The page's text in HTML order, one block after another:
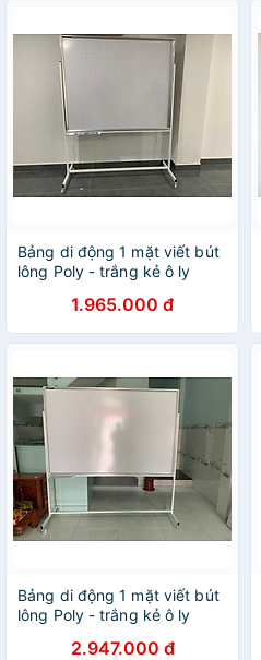
Bảng di động 1 mặt viết bút
lông Poly - trắng kẻ ô ly
1.965.000 đ
Bảng di động 1 mặt viết bút
lông Poly - trắng kẻ ô ly
2.947.000 đ